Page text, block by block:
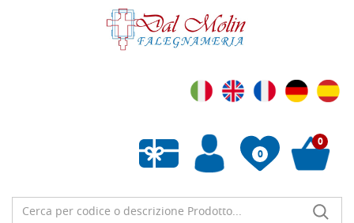
0
Lista de deseos vacía
0